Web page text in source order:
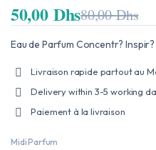
80,00Dhs
Le
prix
initial
était :
80,00 Dhs.
50,00Dhs
Le
prix
actuel
est :
50,00 Dhs.
Eau de Parfum Concentr?
Livraison rapide partout au
Delivery within 3-5 working
Paiement à la livraison
Midi Parfum